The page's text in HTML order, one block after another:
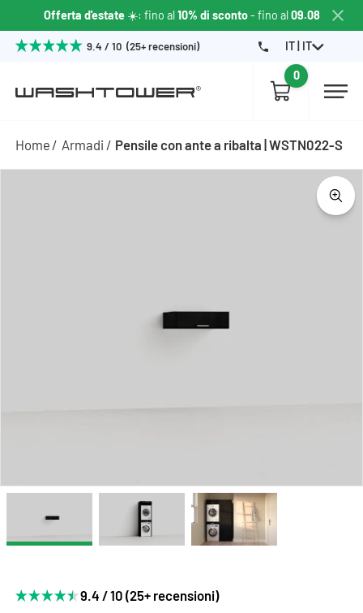
Offerta d'estate☀️: fino al10% di sconto- fino al09.08
9.4 / 10 (25+ recensioni) IT | IT
0
Home Armadi Pensile con ante a ribalta | WSTN022-S
9.4 / 10 (25+ recensioni)